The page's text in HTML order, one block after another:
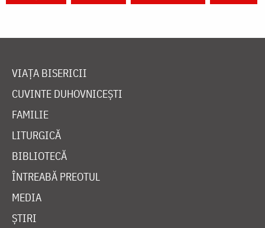
VIAȚA BISERICII
CUVINTE DUHOVNICEȘTI
FAMILIE
LITURGICĂ
BIBLIOTECĂ
ÎNTREABĂ PREOTUL
MEDIA
ȘTIRI